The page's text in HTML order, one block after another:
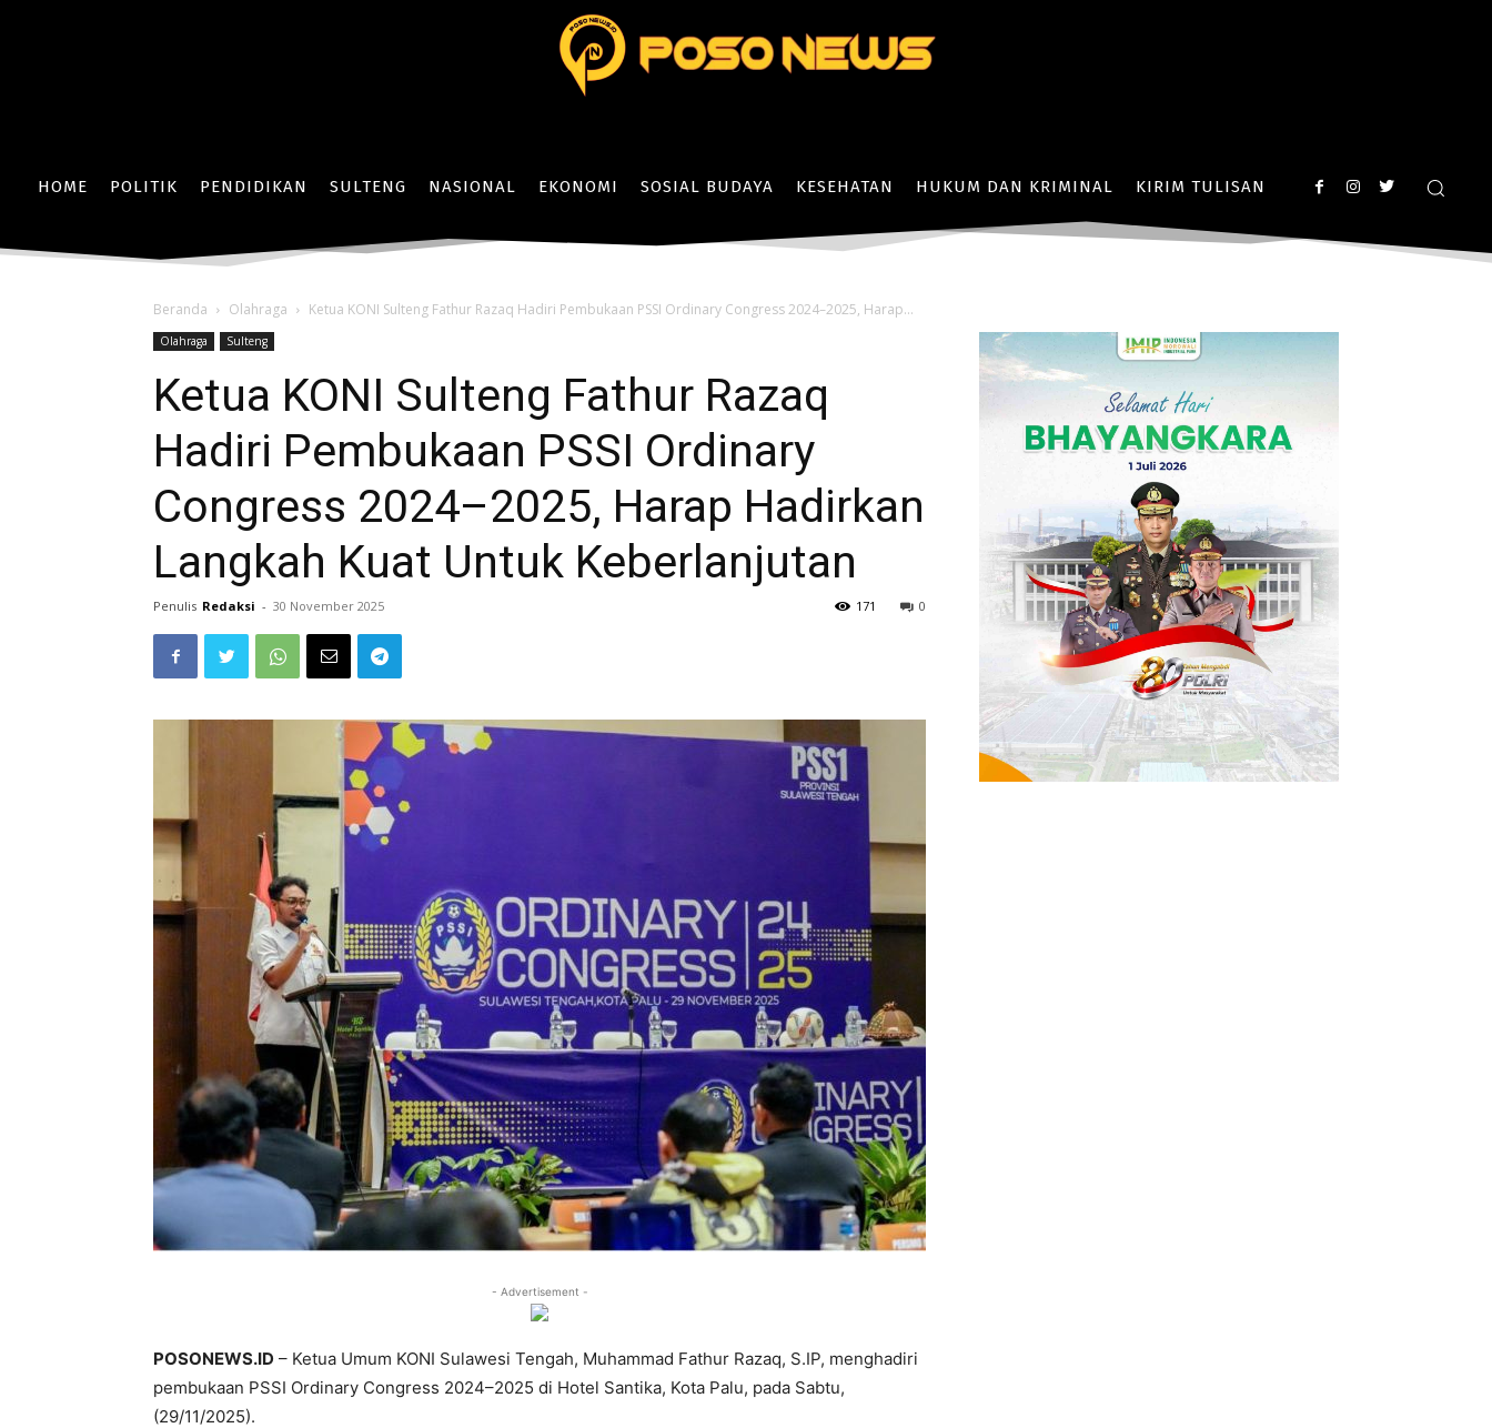
HOME POLITIK PENDIDIKAN SULTENG NASIONAL EKONOMI SOSIAL BUDAYA KESEHATAN HUKUM DAN KRIMINAL KIRIM TULISAN
Beranda Olahraga Ketua KONI Sulteng Fathur Razaq Hadiri Pembukaan PSSI Ordinary Congress 2024–2025, Harap...
Olahraga Sulteng
Ketua KONI Sulteng Fathur Razaq
Hadiri Pembukaan PSSI Ordinary
Congress 2024–2025, Harap Hadirkan
Langkah Kuat Untuk Keberlanjutan
Penulis Redaksi - 30 November 2025 0
171
- Advertisement -
POSONEWS.ID – Ketua Umum KONI Sulawesi Tengah, Muhammad Fathur Razaq, S.IP, menghadiri
pembukaan PSSI Ordinary Congress 2024–2025 di Hotel Santika, Kota Palu, pada Sabtu,
(29/11/2025).